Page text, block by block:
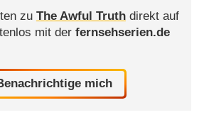
zu The Awful Truthdirekt auf
mit der fernsehserien.de
mich